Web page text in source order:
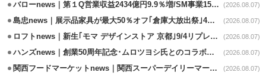
バローnews｜第１Q営業収益2434億円9.9％増/SM事業15.5％増と絶好調 (2026.08.07)
島忠news｜展示品家具が最大50％オフ｢倉庫大放出祭｣4店舗限定で開催 (2026.08.07)
ロフトnews｜新生｢モマ デザインストア 京都｣9/4リプレイスオープン (2026.08.07)
ハンズnews｜創業50周年記念･ムロツヨシ氏とのコラボ企画｢ムロハンズ｣開催 (2026.08.07)
関西フードマーケットnews｜関西スーパーデイリーマート蒲生店8/7改装 (2026.08.07)